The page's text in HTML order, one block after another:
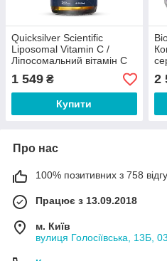
Quicksilver Scientific
Liposomal Vitamin C /
Ліпосомальний вітамін С
120 мл
1 549 ₴
Купити
2
Про нас
100% позитивних з 758
Працює з 13.09.2018
м. Київ
вулиця Голосіївська, 13Б,